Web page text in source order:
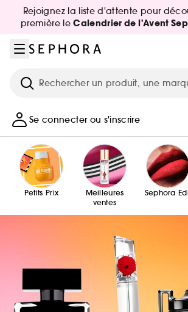
Aller au menu
Aller au contenu principal
Aller au pied de page
Rejoignez la liste d'attente pour
première leCalendrier de l'Avent
Recherche
Se connecter ou s'inscrire
Petits Prix
Meilleures
ventes
Sephora